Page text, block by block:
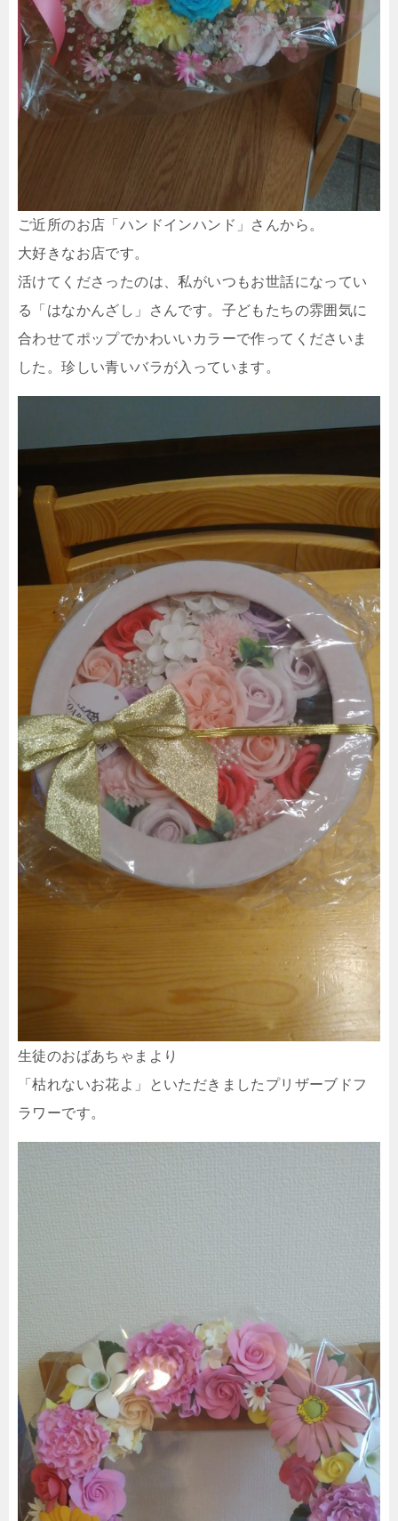
ご近所のお店「ハンドインハンド」さんから。
大好きなお店です。
活けてくださったのは、私がいつもお世話になってい
る「はなかんざし」さんです。子どもたちの雰囲気に
合わせてポップでかわいいカラーで作ってくださいま
した。珍しい青いバラが入っています。
生徒のおばあちゃまより
「枯れないお花よ」といただきましたプリザーブドフ
ラワーです。